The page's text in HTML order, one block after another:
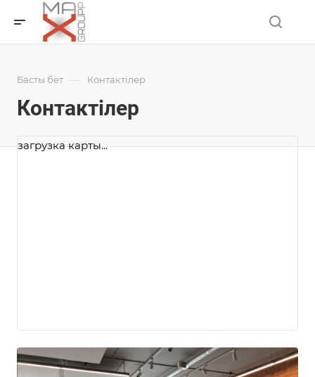
Басты бет — Контактілер
Контактілер
загрузка карты...